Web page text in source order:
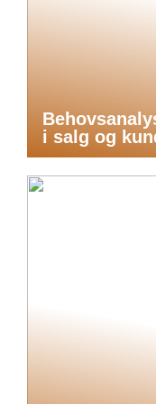
i salg og